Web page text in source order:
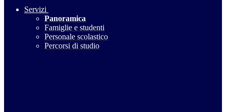
Servizi
Panoramica
Famiglie e studenti
Personale scolastico
Percorsi di studio